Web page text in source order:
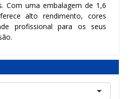
Com uma embalagem de 1,6
alto rendimento, cores
profissional para os seus